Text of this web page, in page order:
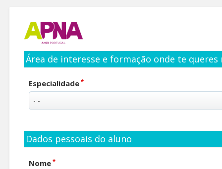
Área de interesse e formação onde te
Especialidade *
Dados pessoais do aluno
Nome *